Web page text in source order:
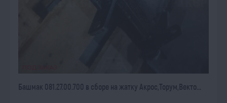
Башмак 081.27.00.700 в сборе на жатку Акрос,Торум,Векто...